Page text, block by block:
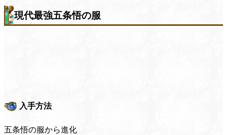
現代最強五条悟の服
入手方法
五条悟の服から進化